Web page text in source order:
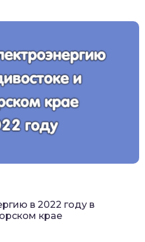
в 2022 году в
крае